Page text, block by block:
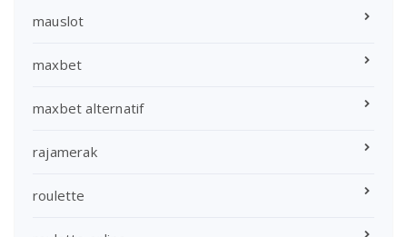
mauslot
maxbet
maxbet alternatif
rajamerak
roulette